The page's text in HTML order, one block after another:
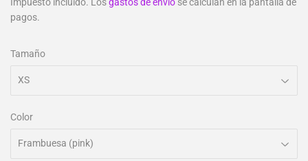
pagos.
Tamaño
Color